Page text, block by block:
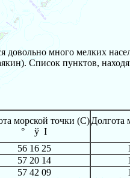
много мелких
Список пунктов,
морской точки (С)
° ў І
Долгота
56 16 25
57 20 14
57 42 09